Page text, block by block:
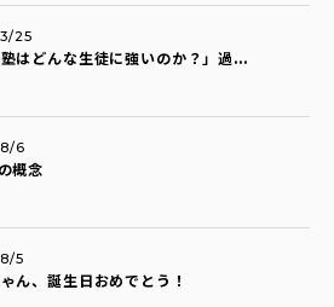
塾はどんな生徒に強いのか？」過...
25
概念
6
ん、誕生日おめでとう！
5